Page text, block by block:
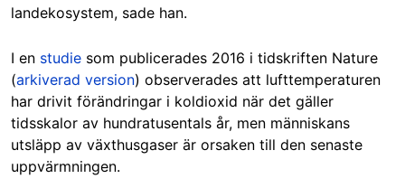
landekosystem, sade han.
I en studie som publicerades 2016 i tidskriften Nature
(arkiverad version) observerades att lufttemperaturen
har drivit förändringar i koldioxid när det gäller
tidsskalor av hundratusentals år, men människans
utsläpp av växthusgaser är orsaken till den senaste
uppvärmningen.